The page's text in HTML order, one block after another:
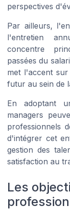
perspectives
Par ailleurs,
l'entretien
concentre
passées du
met l'accent
futur au sein de
En adoptant
managers
professionnels
d'intégrer cet
gestion des
satisfaction au
Les